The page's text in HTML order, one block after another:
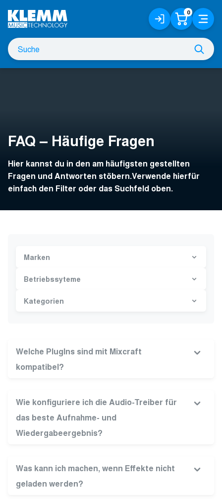
Hauptinhalt
Suche
nach
Anmelden
/
Registrieren
0 Menü
FAQ – Häufige Fragen
Hier kannst du in den am häufigsten gestellten
Fragen und Antworten stöbern.Verwende hierfür
einfach den Filter oder das Suchfeld oben.
Marken
Betriebssyteme
Kategorien
Welche PlugIns sind mit Mixcraft
kompatibel?
Wie konfiguriere ich die Audio-Treiber für
das beste Aufnahme- und
Wiedergabeergebnis?
Was kann ich machen, wenn Effekte nicht
geladen werden?